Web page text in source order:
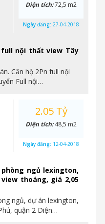
full nội thất view Tây
Căn hộ 2Pn full nội
Full nội…
Diện tích:72,5 m2
Ngày đăng: 27-04-2018
ngủ lexington,
thoáng, giá 2,05
ngủ, dự án lexington,
quận 2 Diện…
2.05 Tỷ
Diện tích:48,5 m2
Ngày đăng: 12-04-2018